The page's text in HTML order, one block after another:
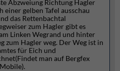
Abzweiung Richtung Hagler
einer gelben Tafel ausschau
das Rettenbachtal
zum Hagler gibt es
Linken Wegrand und hinter
zum Hagler weg. Der Weg ist in
für Eich und
man auf Bergfex